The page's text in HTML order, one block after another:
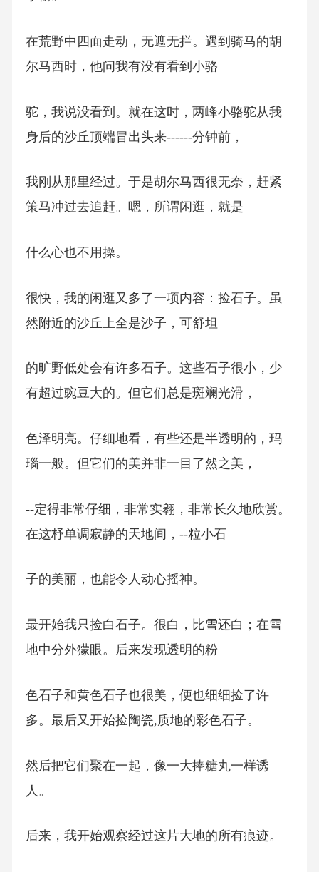
在荒野中四面走动，无遮无拦。遇到骑马的胡
尔马西时，他问我有没有看到小骆
驼，我说没看到。就在这时，两峰小骆驼从我
身后的沙丘顶端冒出头来------分钟前，
我刚从那里经过。于是胡尔马西很无奈，赶紧
策马冲过去追赶。嗯，所谓闲逛，就是
什么心也不用操。
很快，我的闲逛又多了一项内容：捡石子。虽
然附近的沙丘上全是沙子，可舒坦
的旷野低处会有许多石子。这些石子很小，少
有超过豌豆大的。但它们总是斑斓光滑，
色泽明亮。仔细地看，有些还是半透明的，玛
瑙一般。但它们的美并非一目了然之美，
--定得非常仔细，非常实翱，非常长久地欣赏。
在这杼单调寂静的天地间，--粒小石
子的美丽，也能令人动心摇神。
最开始我只捡白石子。很白，比雪还白；在雪
地中分外獴眼。后来发现透明的粉
色石子和黄色石子也很美，便也细细捡了许
多。最后又开始捡陶瓷,质地的彩色石子。
然后把它们聚在一起，像一大捧糖丸一样诱
人。
后来，我开始观察经过这片大地的所有痕迹。